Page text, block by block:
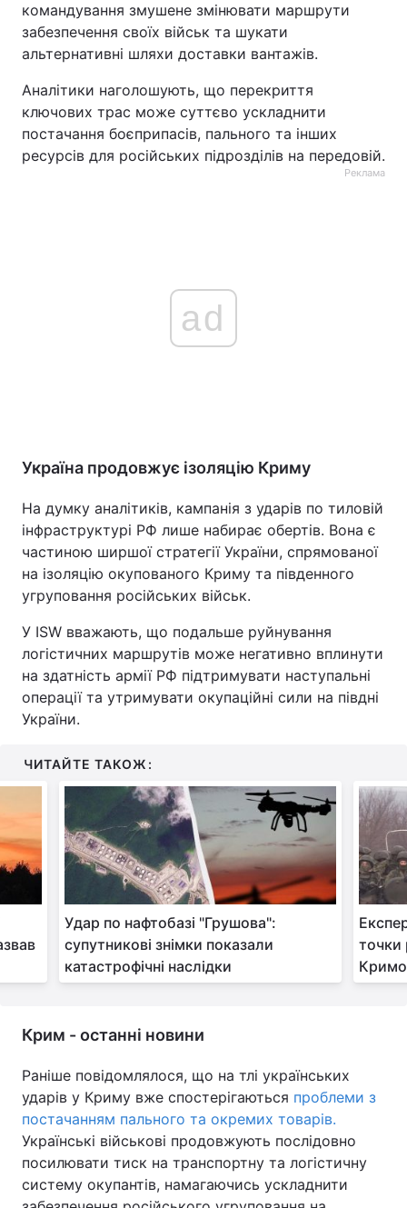
командування змушене змінювати маршрути
забезпечення своїх військ та шукати
альтернативні шляхи доставки вантажів.
Аналітики наголошують, що перекриття
ключових трас може суттєво ускладнити
постачання боєприпасів, пального та інших
ресурсів для російських підрозділів на передовій.
Реклама
ad
Україна продовжує ізоляцію Криму
На думку аналітиків, кампанія з ударів по тиловій
інфраструктурі РФ лише набирає обертів. Вона є
частиною ширшої стратегії України, спрямованої
на ізоляцію окупованого Криму та південного
угруповання російських військ.
У ISW вважають, що подальше руйнування
логістичних маршрутів може негативно вплинути
на здатність армії РФ підтримувати наступальні
операції та утримувати окупаційні сили на півдні
України.
ЧИТАЙТЕ ТАКОЖ:
Удар по нафтобазі "Грушова":
супутникові знімки показали
катастрофічні наслідки
точки
Крим - останні новини
Раніше повідомлялося, що на тлі українських
ударів у Криму вже спостерігаються проблеми з
постачанням пального та окремих товарів.
Українські військові продовжують послідовно
посилювати тиск на транспортну та логістичну
систему окупантів, намагаючись ускладнити